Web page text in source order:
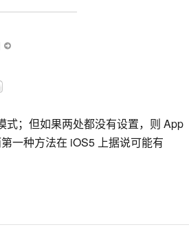
式；但如果两处都没有设置，则 App
一种方法在 iOS5 上据说可能有